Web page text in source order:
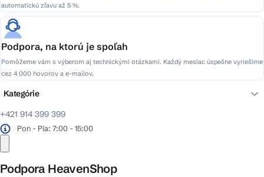
automatickú zľavu až 5 %.
Podpora, na ktorú je spoľah
Pomôžeme vám s výberom aj technickými otázkami. Každý mesiac úspešne vyriešime
cez 4 000 hovorov a e-mailov.
+421 914 399 399
Pon - Pia: 7:00 - 15:00
Podpora HeavenShop
Kategórie